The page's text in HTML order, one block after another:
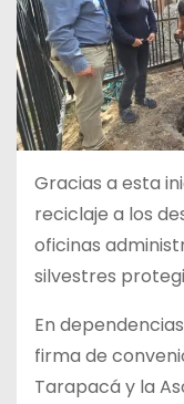
Gracias a esta
reciclaje a los
oficinas
silvestres
En
firma de
Tarapacá y la